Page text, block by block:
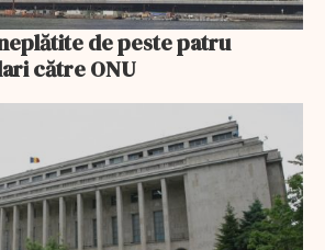
de peste patru
către ONU